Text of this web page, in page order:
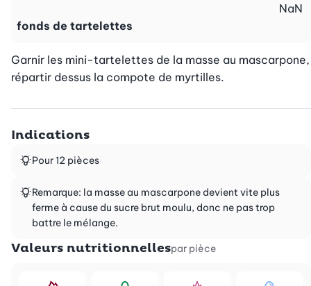
fonds de tartelettes
NaN
Garnir les mini-tartelettes de la masse au mascarpone,
répartir dessus la compote de myrtilles.
Indications
Pour 12 pièces
Remarque: la masse au mascarpone devient vite plus
ferme à cause du sucre brut moulu, donc ne pas trop
battre le mélange.
Valeurs nutritionnellespar pièce